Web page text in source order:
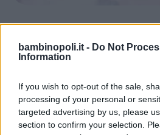
bambinopoli.it - Do Not
Information
If you wish to opt-out of the sale,
processing of your personal or
targeted advertising by us, please
section to confirm your selection.
ANIMATORI
Animatore:
secondo l'età
orientarsi nella scelta
parla Leonardo Carrassi,
ormai da anni nel settore